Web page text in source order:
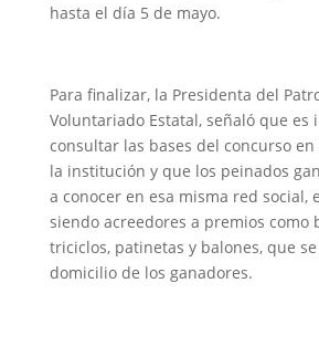
hasta el día 5 de mayo.
Para finalizar, la Presidenta del
Voluntariado Estatal, señaló que es
consultar las bases del concurso en
la institución y que los peinados
a conocer en esa misma red social,
siendo acreedores a premios como
triciclos, patinetas y balones, que
domicilio de los ganadores.